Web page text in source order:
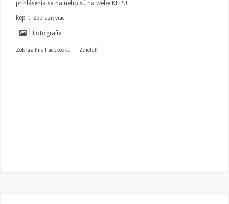
prihlásenia sa na neho sú na webe KEPU:
kep ... Zobraziť viac
Fotografia
Zobraziť na Facebooku · Zdieľať